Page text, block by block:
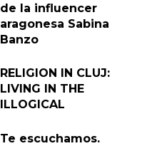
de la influencer
aragonesa Sabina
Banzo
RELIGION IN CLUJ:
LIVING IN THE
ILLOGICAL
Te escuchamos.